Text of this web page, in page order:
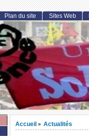
Accueil > Actualités
Plan du site Sites Web